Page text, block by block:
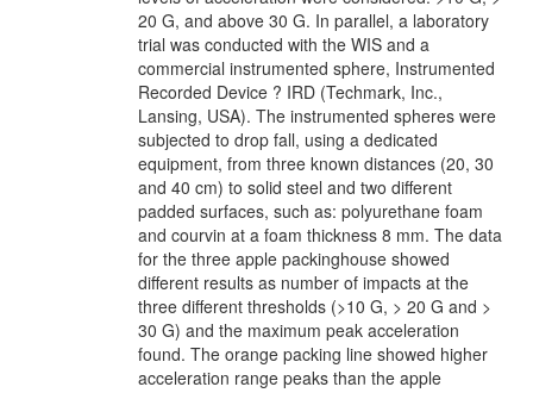
20 G, and above 30 G. In parallel, a laboratory
trial was conducted with the WIS and a
commercial instrumented sphere, Instrumented
Recorded Device ? IRD (Techmark, Inc.,
Lansing, USA). The instrumented spheres were
subjected to drop fall, using a dedicated
equipment, from three known distances (20, 30
and 40 cm) to solid steel and two different
padded surfaces, such as: polyurethane foam
and courvin at a foam thickness 8 mm. The data
for the three apple packinghouse showed
different results as number of impacts at the
three different thresholds (>10 G, > 20 G and >
30 G) and the maximum peak acceleration
found. The orange packing line showed higher
acceleration range peaks than the apple